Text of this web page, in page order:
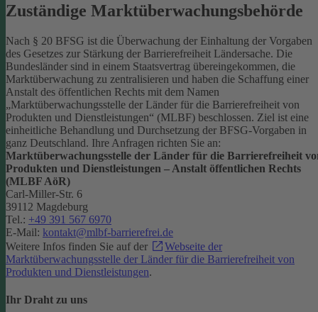
Zuständige Marktüberwachungsbehörde
Nach § 20 BFSG ist die Überwachung der Einhaltung der Vorgaben
des Gesetzes zur Stärkung der Barrierefreiheit Ländersache. Die
Bundesländer sind in einem Staatsvertrag übereingekommen, die
Marktüberwachung zu zentralisieren und haben die Schaffung einer
Anstalt des öffentlichen Rechts mit dem Namen
„Marktüberwachungsstelle der Länder für die Barrierefreiheit von
Produkten und Dienstleistungen“ (MLBF) beschlossen. Ziel ist eine
einheitliche Behandlung und Durchsetzung der BFSG-Vorgaben in
ganz Deutschland. Ihre Anfragen richten Sie an:
Marktüberwachungsstelle der Länder für die Barrierefreiheit
Produkten und Dienstleistungen – Anstalt öffentlichen Rechts
(MLBF AöR)
Carl-Miller-Str. 6
39112 Magdeburg
Tel.: +49 391 567 6970
E-Mail: kontakt@mlbf-barrierefrei.de
Weitere Infos finden Sie auf der
Webseite der
Marktüberwachungsstelle der Länder für die Barrierefreiheit von
Produkten und Dienstleistungen.
Ihr Draht zu uns